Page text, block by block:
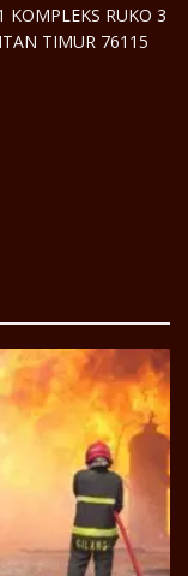
KOMPLEKS RUKO 3
TIMUR 76115